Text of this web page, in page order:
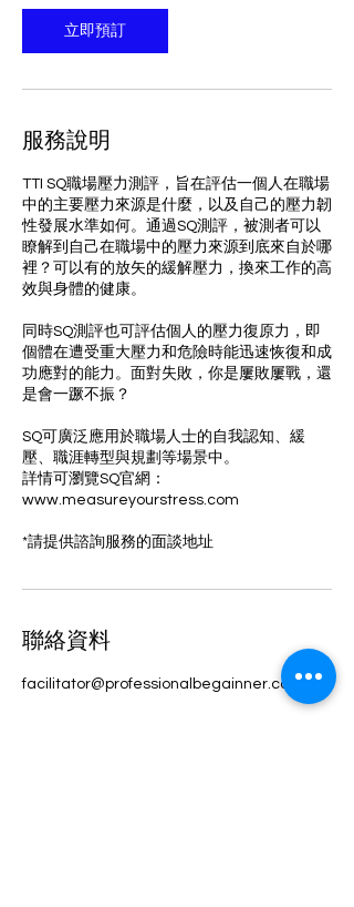
立即預訂
服務說明
TTI SQ職場壓力測評，旨在評估一個人在職場
中的主要壓力來源是什麼，以及自己的壓力韌
性發展水準如何。通過SQ測評，被測者可以
瞭解到自己在職場中的壓力來源到底來自於哪
裡？可以有的放矢的緩解壓力，換來工作的高
效與身體的健康。
同時SQ測評也可評估個人的壓力復原力，即
個體在遭受重大壓力和危險時能迅速恢復和成
功應對的能力。面對失敗，你是屢敗屢戰，還
是會一蹶不振？
SQ可廣泛應用於職場人士的自我認知、緩
壓、職涯轉型與規劃等場景中。
詳情可瀏覽SQ官網：
www.measureyourstress.com
*請提供諮詢服務的面談地址
聯絡資料
facilitator@professionalbegainner.com